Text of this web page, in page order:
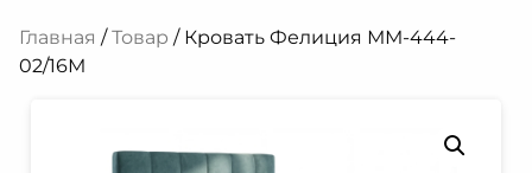
Главная /Товар / Кровать Фелиция ММ-444-
02/16М